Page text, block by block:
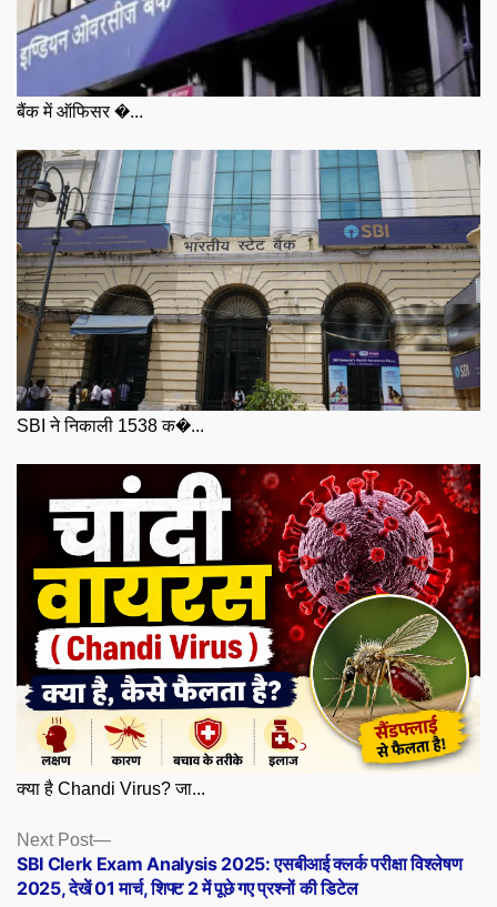
बैंक में ऑफिसर �...
SBI ने निकाली 1538 क�...
क्या है Chandi Virus? जा...
Posts
navigation
Next Post
Next
post:
SBI Clerk Exam Analysis 2025: एसबीआई क्लर्क परीक्षा विश्लेषण
2025, देखें 01 मार्च, शिफ्ट 2 में पूछे गए प्रश्नों की डिटेल